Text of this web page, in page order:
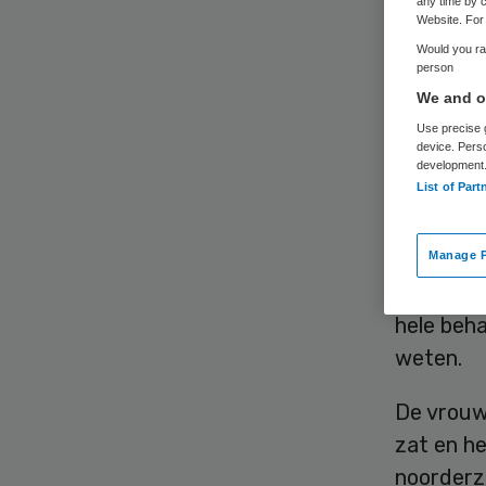
Het
hele
weten.
De
zat en
Website.
Would you
person
We and
Use precise
device.
development.
List of
Manage